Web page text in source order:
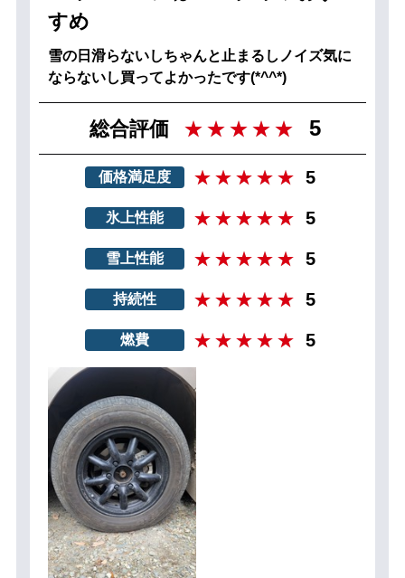
すめ
雪の日滑らないしちゃんと止まるしノイズ気に
ならないし買ってよかったです(*^^*)
総合評価 5
価格満足度 5
氷上性能 5
雪上性能 5
持続性 5
燃費 5